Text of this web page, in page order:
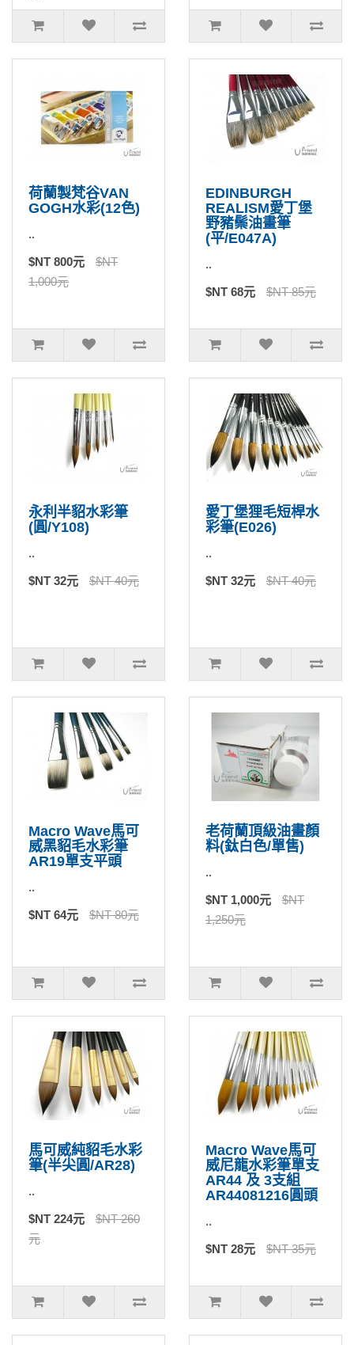
荷蘭製梵谷VAN
GOGH水彩(12色)
..
$NT 800元
$NT
1,000元
EDINBURGH
REALISM愛丁堡
野豬鬃油畫筆
(平/E047A)
..
$NT 68元 $NT 85元
永利半貂水彩筆
(圓/Y108)
..
$NT 32元 $NT 40元
愛丁堡狸毛短桿水
彩筆(E026)
..
$NT 32元 $NT 40元
Macro Wave馬可
威黑貂毛水彩筆
AR19單支平頭
..
$NT 64元 $NT 80元
老荷蘭頂級油畫顏
料(鈦白色/單售)
..
$NT 1,000元
$NT
1,250元
馬可威純貂毛水彩
筆(半尖圓/AR28)
..
$NT 224元
$NT 260
元
Macro Wave馬可
威尼龍水彩筆單支
AR44 及 3支組
AR44081216圓頭
..
$NT 28元 $NT 35元